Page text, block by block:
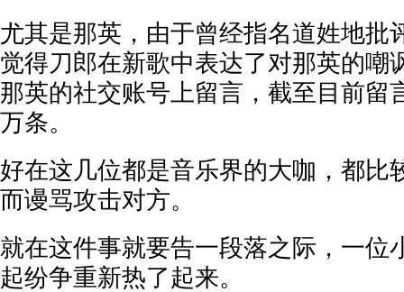
尤其是那英，由于曾经指名道姓地批
觉得刀郎在新歌中表达了对那英的嘲
那英的社交账号上留言，截至目前留
万条。
好在这几位都是音乐界的大咖，都比
而谩骂攻击对方。
就在这件事就要告一段落之际，一位
起纷争重新热了起来。